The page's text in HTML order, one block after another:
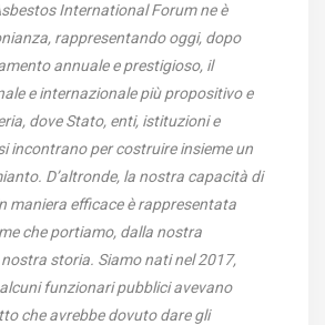
International Forum ne è
rappresentando oggi, dopo
annuale e prestigioso, il
e internazionale più propositivo e
dove Stato, enti, istituzioni e
incontrano per costruire insieme un
D’altronde, la nostra capacità di
maniera efficace è rappresentata
che portiamo, dalla nostra
storia. Siamo nati nel 2017,
funzionari pubblici avevano
che avrebbe dovuto dare gli